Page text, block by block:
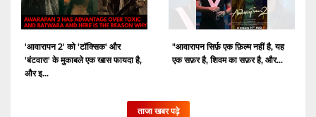
'आवारापन 2' को 'टॉक्सिक' और
'बंटवारा' के मुकाबले एक खास फायदा है,
और इ...
"आवारापन सिर्फ़ एक फ़िल्म नहीं है, यह
एक सफ़र है, शिवम का सफ़र है, और...
ताजा खबर पढ़े